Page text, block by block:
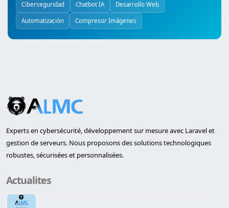
Ciberseguridad Chatbot IA Desarrollo Web
Automatización Compresor Imágenes
Experts en cybersécurité, développement sur mesure avec Laravel et
gestion de serveurs. Nous proposons des solutions technologiques
robustes, sécurisées et personnalisées.
Actualites